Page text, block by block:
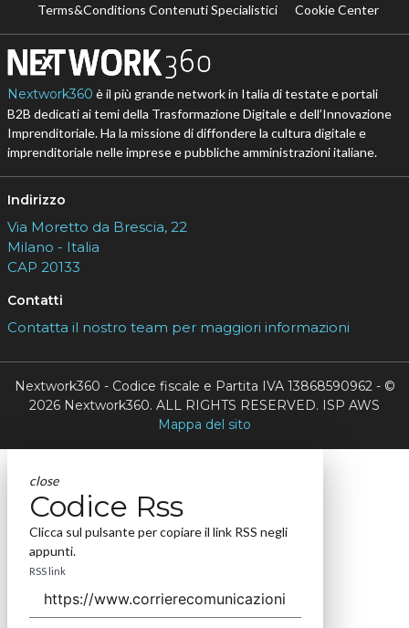
Terms&Conditions Contenuti Specialistici
Cookie Center
Nextwork360 è il più grande network in Italia di testate e portali
B2B dedicati ai temi della Trasformazione Digitale e dell’Innovazione
Imprenditoriale. Ha la missione di diffondere la cultura digitale e
imprenditoriale nelle imprese e pubbliche amministrazioni italiane.
Indirizzo
Via Moretto da Brescia, 22
Milano - Italia
CAP 20133
Contatti
Contatta il nostro team per maggiori informazioni
Nextwork360 - Codice fiscale e Partita IVA 13868590962 - ©
2026 Nextwork360. ALL RIGHTS RESERVED. ISP AWS
Mappa del sito
close
Codice Rss
Clicca sul pulsante per copiare il link RSS negli
appunti.
RSS link